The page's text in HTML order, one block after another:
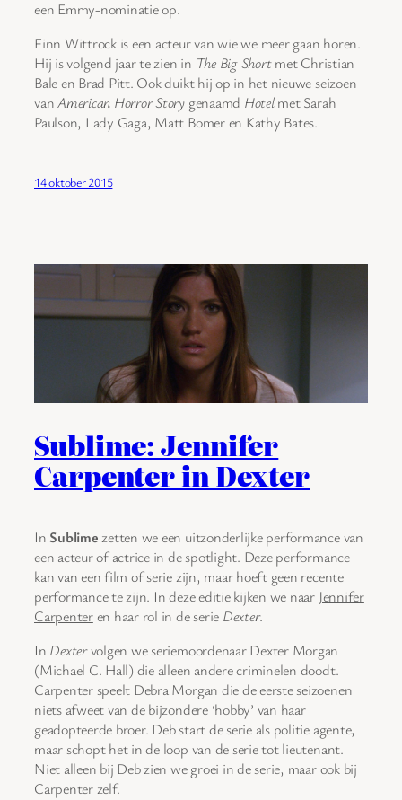
een Emmy-nominatie op.
Finn Wittrock is een acteur van wie we meer gaan horen.
Hij is volgend jaar te zien in The Big Shortmet Christian
Bale en Brad Pitt. Ook duikt hij op in het nieuwe seizoen
vanAmerican Horror Story genaamd Hotelmet Sarah
Paulson, Lady Gaga, Matt Bomer en Kathy Bates.
14 oktober 2015
Sublime: Jennifer
Carpenter in Dexter
In Sublimezetten we een uitzonderlijke performance van
een acteur of actrice in de spotlight. Deze performance
kan van een film of serie zijn, maar hoeft geen recente
performance te zijn. In deze editie kijken we naar Jennifer
Carpenteren haar rol in de serie Dexter.
In Dextervolgen we seriemoordenaar Dexter Morgan
(Michael C. Hall) die alleen andere criminelen doodt.
Carpenter speelt Debra Morgan die de eerste seizoenen
niets afweet van de bijzondere ‘hobby’ van haar
geadopteerde broer. Deb start de serie als politie agente,
maar schopt het in de loop van de serie tot lieutenant.
Niet alleen bij Deb zien we groei in de serie, maar ook bij
Carpenter zelf.